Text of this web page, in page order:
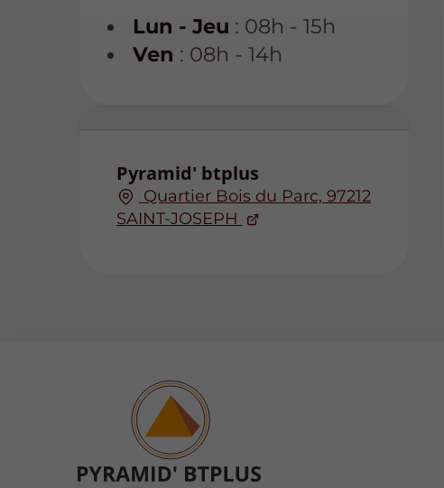
Lun - Jeu : 08h - 15h
Ven : 08h - 14h
Pyramid' btplus
Quartier Bois du Parc, 97212
SAINT-JOSEPH